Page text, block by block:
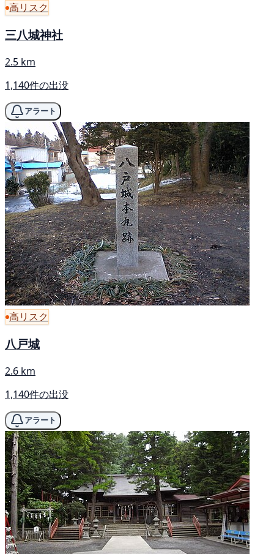
高リスク
三八城神社
2.5 km
1,140件の出没
アラート
高リスク
八戸城
2.6 km
1,140件の出没
アラート